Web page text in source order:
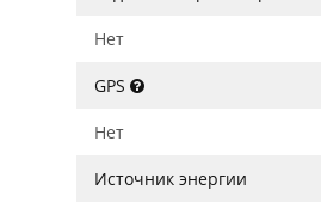
Нет
GPS
Нет
Источник энергии